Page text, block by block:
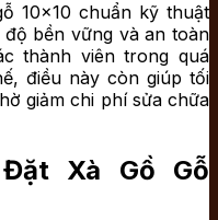
10×10 chuẩn kỹ thuật
bền vững và an toàn
thành viên trong quá
điều này còn giúp tối
giảm chi phí sửa chữa
Xà Gồ Gỗ